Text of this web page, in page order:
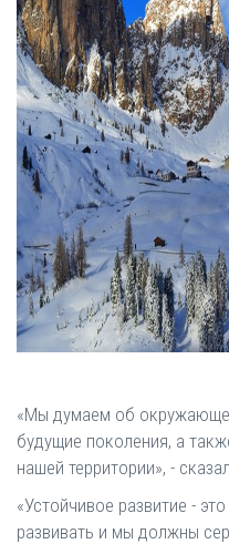
«Мы думаем об
будущие поколения, а
нашей территории», -
«Устойчивое развитие -
развивать и мы должны